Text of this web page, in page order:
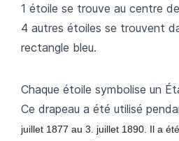
1 étoile se trouve au centre
4 autres étoiles se trouvent
rectangle bleu.
Chaque étoile symbolise un
Ce drapeau a été utilisé
juillet 1877 au 3. juillet 1890. Il a